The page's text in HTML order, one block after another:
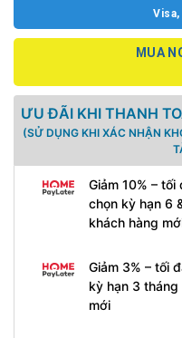
MUA
ƯU ĐÃI KHI THANH
(SỬ DỤNG KHI XÁC NHẬN
Giảm 10% –
chọn kỳ hạn 6
khách hàng
Giảm 3% – tối
kỳ hạn 3
mới